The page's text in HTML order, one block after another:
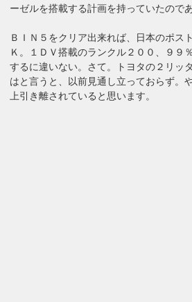
ーゼルを搭載する計画を持っていたのであ
ＢＩＮ５をクリア出来れば、日本のポス
Ｋ。１ＤＶ搭載のランクル２００、９９
するに違いない。さて。トヨタの２リッ
はと言うと、以前見通し立っておらず。
上引き離されていると思います。